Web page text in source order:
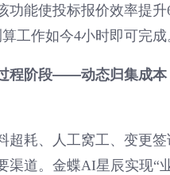
功能使投标报价效率提升
工作如今4小时即可完成
程阶段——动态归集成本
超耗、人工窝工、变更
渠道。金蝶AI星辰实现“